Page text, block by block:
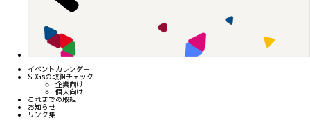
イベントカレンダー
SDGsの取組チェック
企業向け
個人向け
これまでの取組
お知らせ
リンク集